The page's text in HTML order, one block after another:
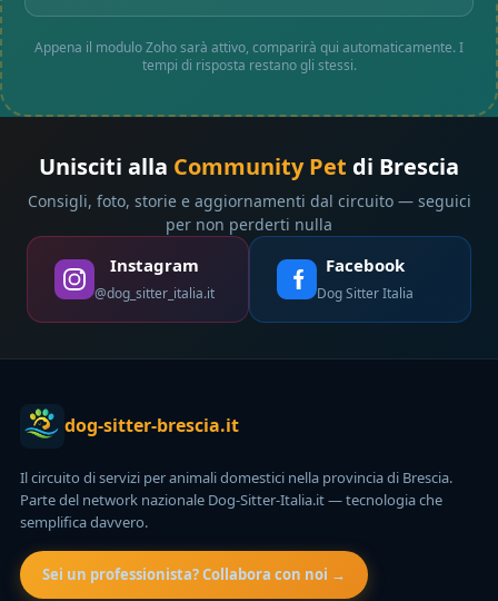
Appena il modulo Zoho sarà attivo, comparirà qui automaticamente. I
tempi di risposta restano gli stessi.
Unisciti alla Community Pet di Brescia
Consigli, foto, storie e aggiornamenti dal circuito — seguici
per non perderti nulla
Instagram
@dog_sitter_italia.it
Facebook
Dog Sitter Italia
dog-sitter-brescia.it
Il circuito di servizi per animali domestici nella provincia di Brescia.
Parte del network nazionale Dog-Sitter-Italia.it — tecnologia che
semplifica davvero.
Sei un professionista? Collabora con noi →